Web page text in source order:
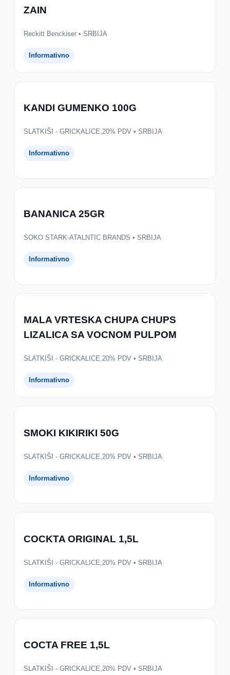
ZAIN
Reckitt Benckiser • SRBIJA
Informativno
KANDI GUMENKO 100G
SLATKIŠI - GRICKALICE,20% PDV • SRBIJA
Informativno
BANANICA 25GR
SOKO STARK-ATALNTIC BRANDS • SRBIJA
Informativno
MALA VRTESKA CHUPA CHUPS
LIZALICA SA VOCNOM PULPOM
SLATKIŠI - GRICKALICE,20% PDV • SRBIJA
Informativno
SMOKI KIKIRIKI 50G
SLATKIŠI - GRICKALICE,20% PDV • SRBIJA
Informativno
COCKTA ORIGINAL 1,5L
SLATKIŠI - GRICKALICE,20% PDV • SRBIJA
Informativno
COCTA FREE 1,5L
SLATKIŠI - GRICKALICE,20% PDV • SRBIJA